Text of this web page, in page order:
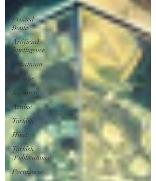
Books
Printed
Books
Artificial
Intelligence
Ukrainian
Chinese
Japanese
Arabic
Turkish
Hindi
Turkish
(Publications)
Portuguese